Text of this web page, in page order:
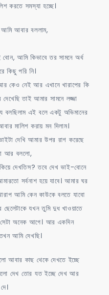
করতে সমস্যা হচ্ছে।
আমি আবার বললাম,
আমি কিভাবে তর সামনে অর্ধ
পরি নি।
কেও নেই আর এখানে খারাপের কি
তাই আমার সামনে লজ্জা
এই বলে একটু অভিমানের
মালিশ করায় মন দিলাম।
দেখি আমার উপর রাগ করেছে
আর বললো,
দেখতিস? তবে দেখ ভাই-বোনে
সর্বনাশ হয়ে যাবে। আমার ঘর
আমি কেন কাউকে বলতে যাবো
যখন তুমি দুধ খাওয়াতে
অনেক আগে। আর একদিন
আমি দেখছি।
আবার কাছ থেকে দেখতে ইচ্ছে
দেখ তোর যত ইচ্ছে দেখ আর